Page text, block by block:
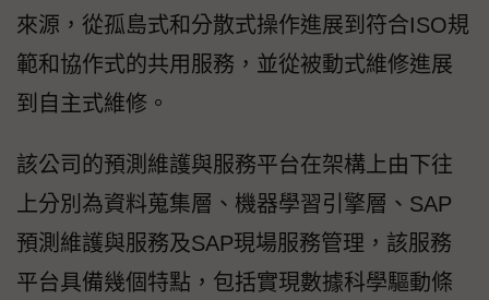
來源，從孤島式和分散式操作進展到符合ISO規
範和協作式的共用服務，並從被動式維修進展
到自主式維修。
該公司的預測維護與服務平台在架構上由下往
上分別為資料蒐集層、機器學習引擎層、SAP
預測維護與服務及SAP現場服務管理，該服務
平台具備幾個特點，包括實現數據科學驅動條